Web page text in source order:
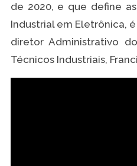
de 2020, e que define
Industrial em Eletrônica,
diretor Administrativo
Técnicos Industriais,